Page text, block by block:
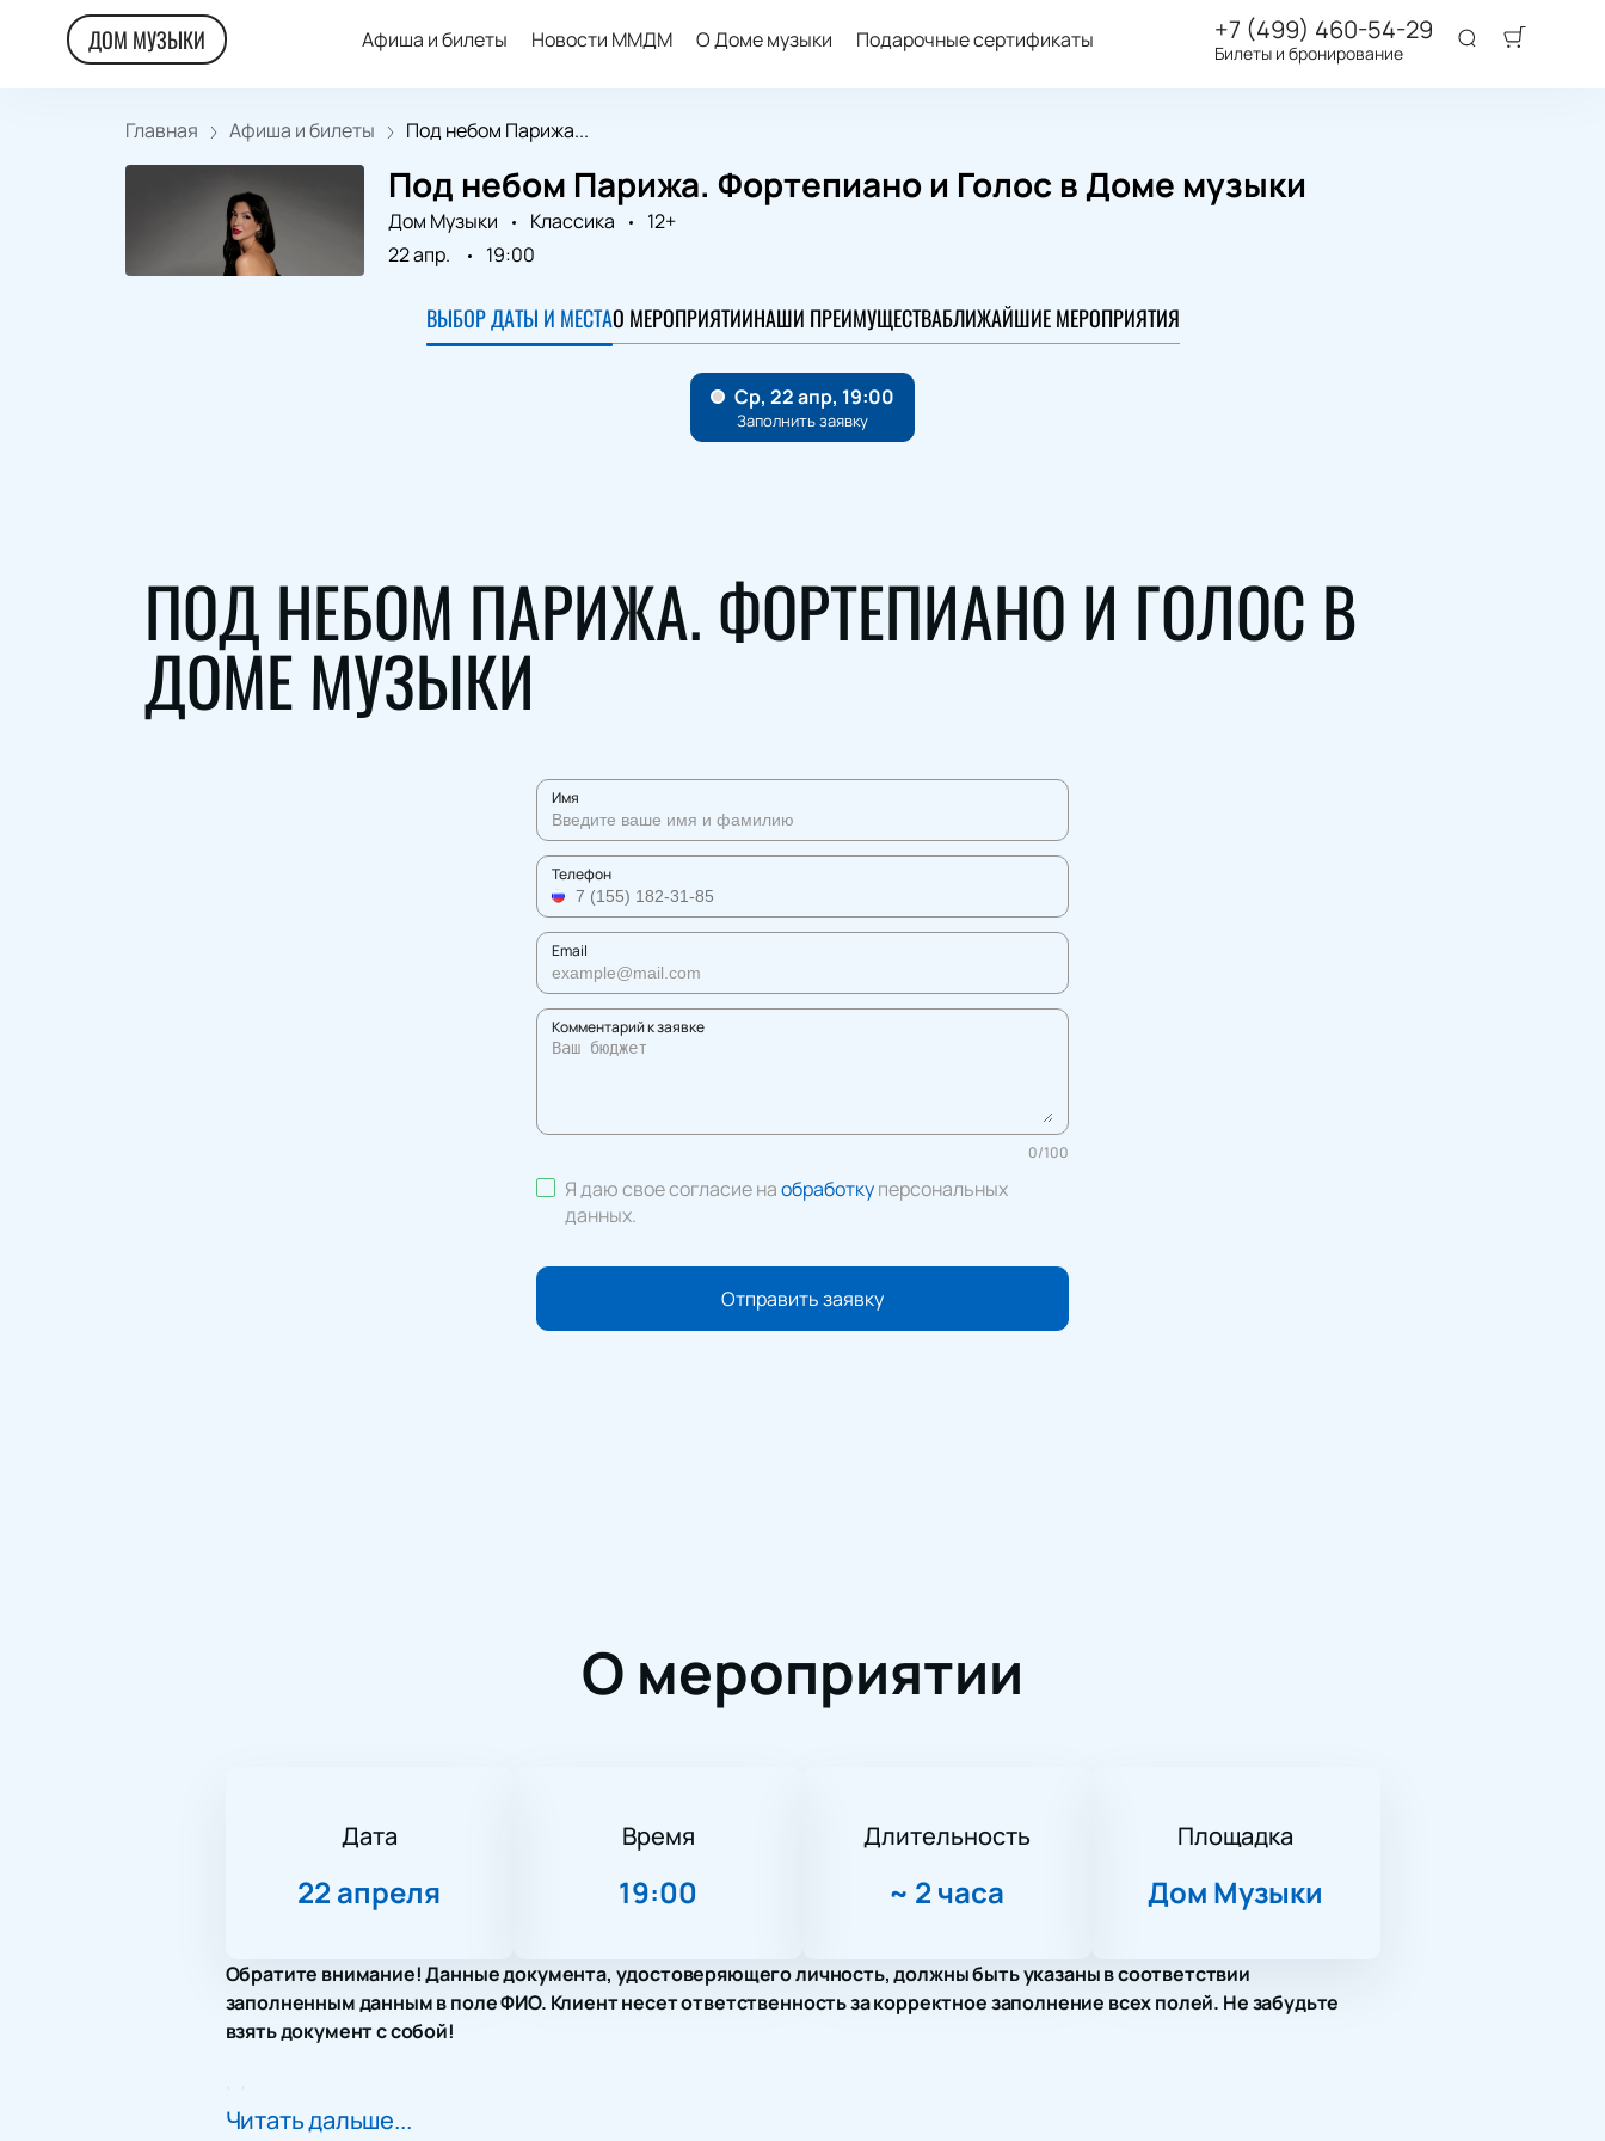
ДОМ МУЗЫКИ Афиша и билеты Новости ММДМ О Доме музыки Подарочные сертификаты +7 (499) 460-54-29
Билеты и бронирование
Главная Афиша и билеты Под небом Парижа...
Под небом Парижа. Фортепиано и Голос в Доме музыки
Дом Музыки Классика
12+
22 апр.
19:00
ВЫБОР ДАТЫ И МЕСТАО МЕРОПРИЯТИИНАШИ ПРЕИМУЩЕСТВАБЛИЖАЙШИЕ МЕРОПРИЯТИЯ
ПОД НЕБОМ ПАРИЖА. ФОРТЕПИАНО И ГОЛОС В
ДОМЕ МУЗЫКИ
Имя
Телефон
Email
Комментарий к заявке
0/100
Я даю свое согласие наобработкуперсональных
данных.
Отправить заявку
О мероприятии
Дата
22 апреля
Время
19:00
Длительность
~ 2 часа
Площадка
Дом Музыки
Обратите внимание! Данные документа, удостоверяющего личность, должны быть указаны в соответствии
заполненным данным в поле ФИО. Клиент несет ответственность за корректное заполнение всех полей. Не забудьте
взять документ с собой!
Концерт «Под небом Парижа. Фортепиано и Голос» пройдет в Доме музыки ММДМ по адресу: Москва, наб. Космодамианская, дом
Читать дальше...